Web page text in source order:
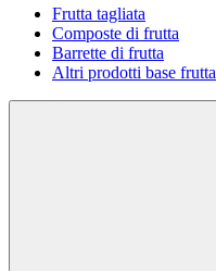
Frutta tagliata
Composte di frutta
Barrette di frutta
Altri prodotti base frutta